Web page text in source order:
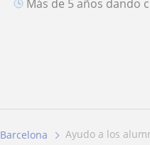
más de 5 años dando
Barcelona ayudo a los